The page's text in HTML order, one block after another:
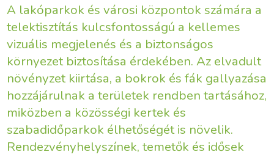
A lakóparkok és városi központok számára a
telektisztítás kulcsfontosságú a kellemes
vizuális megjelenés és a biztonságos
környezet biztosítása érdekében. Az elvadult
növényzet kiirtása, a bokrok és fák gallyazása
hozzájárulnak a területek rendben tartásához,
miközben a közösségi kertek és
szabadidőparkok élhetőségét is növelik.
Rendezvényhelyszínek, temetők és idősek